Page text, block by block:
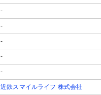
-
-
-
-
-
近鉄スマイルライフ 株式会社